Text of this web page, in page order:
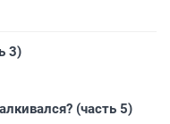
3)
(часть 5)